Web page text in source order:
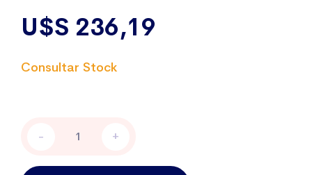
U$S 236,19
DETECTOR
FALLAS
- +